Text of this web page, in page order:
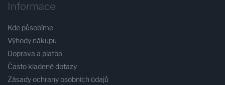
Informace
Kde působíme
Výhody nákupu
Doprava a platba
Často kladené dotazy
Zásady ochrany osobních údajů